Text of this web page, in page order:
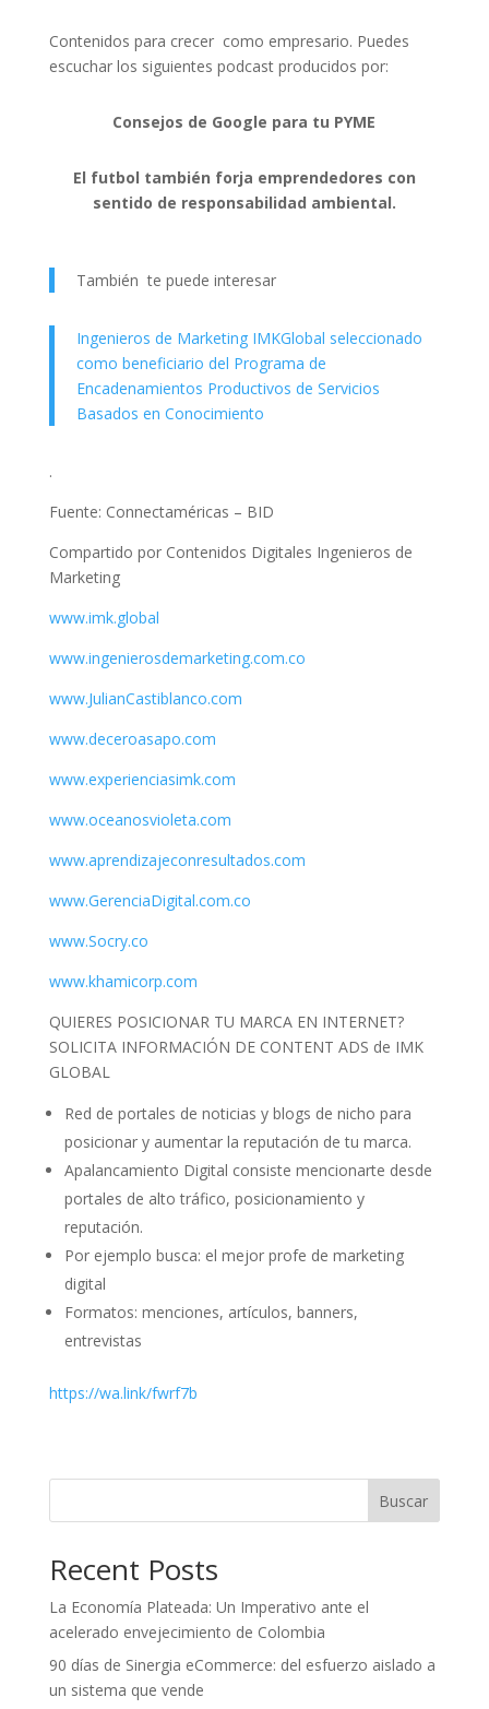
Contenidos para crecer como empresario. Puedes
escuchar los siguientes podcast producidos por:
Consejos de Google para tu PYME
El futbol también forja emprendedores con
sentido de responsabilidad ambiental.
También te puede interesar
Ingenieros de Marketing IMKGlobal seleccionado
como beneficiario del Programa de
Encadenamientos Productivos de Servicios
Basados en Conocimiento
.
Fuente: Connectaméricas – BID
Compartido por Contenidos Digitales Ingenieros de
Marketing
www.imk.global
www.ingenierosdemarketing.com.co
www.JulianCastiblanco.com
www.deceroasapo.com
www.experienciasimk.com
www.oceanosvioleta.com
www.aprendizajeconresultados.com
www.GerenciaDigital.com.co
www.Socry.co
www.khamicorp.com
QUIERES POSICIONAR TU MARCA EN INTERNET?
SOLICITA INFORMACIÓN DE CONTENT ADS de IMK
GLOBAL
Red de portales de noticias y blogs de nicho para
posicionar y aumentar la reputación de tu marca.
Apalancamiento Digital consiste mencionarte desde
portales de alto tráfico, posicionamiento y
reputación.
Por ejemplo busca: el mejor profe de marketing
digital
Formatos: menciones, artículos, banners,
entrevistas
https://wa.link/fwrf7b
Buscar
Recent Posts
La Economía Plateada: Un Imperativo ante el
acelerado envejecimiento de Colombia
90 días de Sinergia eCommerce: del esfuerzo aislado a
un sistema que vende